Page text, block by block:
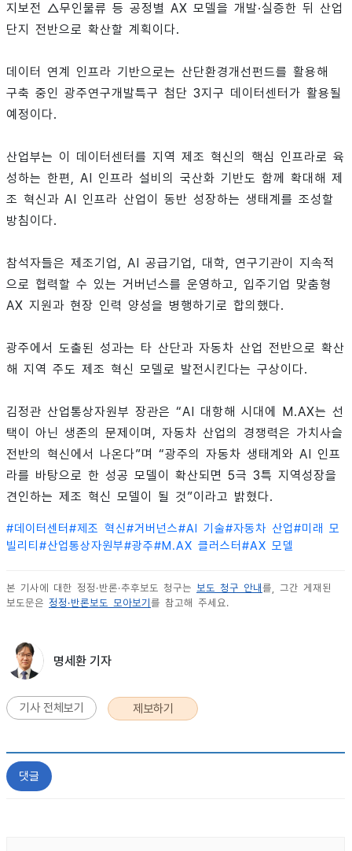
지보전 △무인물류 등 공정별 AX 모델을 개발·실증한 뒤 산업
단지 전반으로 확산할 계획이다.
데이터 연계 인프라 기반으로는 산단환경개선펀드를 활용해
구축 중인 광주연구개발특구 첨단 3지구 데이터센터가 활용될
예정이다.
산업부는 이 데이터센터를 지역 제조 혁신의 핵심 인프라로 육
성하는 한편, AI 인프라 설비의 국산화 기반도 함께 확대해 제
조 혁신과 AI 인프라 산업이 동반 성장하는 생태계를 조성할
방침이다.
참석자들은 제조기업, AI 공급기업, 대학, 연구기관이 지속적
으로 협력할 수 있는 거버넌스를 운영하고, 입주기업 맞춤형
AX 지원과 현장 인력 양성을 병행하기로 합의했다.
광주에서 도출된 성과는 타 산단과 자동차 산업 전반으로 확산
해 지역 주도 제조 혁신 모델로 발전시킨다는 구상이다.
김정관 산업통상자원부 장관은 “AI 대항해 시대에 M.AX는 선
택이 아닌 생존의 문제이며, 자동차 산업의 경쟁력은 가치사슬
전반의 혁신에서 나온다”며 “광주의 자동차 생태계와 AI 인프
라를 바탕으로 한 성공 모델이 확산되면 5극 3특 지역성장을
견인하는 제조 혁신 모델이 될 것”이라고 밝혔다.
#데이터센터 #제조 혁신#거버넌스#AI 기술#자동차 산업#미래 모
빌리티 #산업통상자원부#광주#M.AX 클러스터 #AX 모델
본 기사에 대한 정정·반론·추후보도 청구는 보도 청구 안내 를, 그간 게재된
보도문은 정정·반론보도 모아보기 를 참고해 주세요.
명세환 기자
기사 전체보기 제보하기
댓글